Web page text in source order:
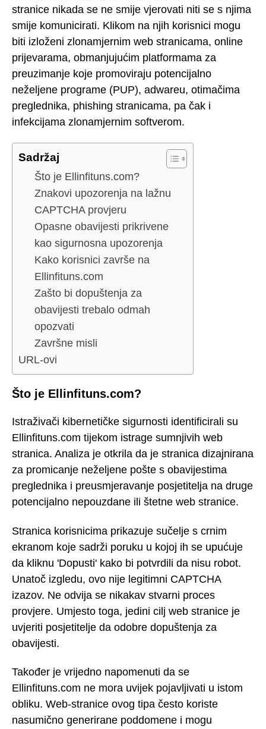
stranice nikada se ne smije vjerovati niti se s njima
smije komunicirati. Klikom na njih korisnici mogu
biti izloženi zlonamjernim web stranicama, online
prijevarama, obmanjujućim platformama za
preuzimanje koje promoviraju potencijalno
neželjene programe (PUP), adwareu, otimačima
preglednika, phishing stranicama, pa čak i
infekcijama zlonamjernim softverom.
Sadržaj
Što je Ellinfituns.com?
Znakovi upozorenja na lažnu
CAPTCHA provjeru
Opasne obavijesti prikrivene
kao sigurnosna upozorenja
Kako korisnici završe na
Ellinfituns.com
Zašto bi dopuštenja za
obavijesti trebalo odmah
opozvati
Završne misli
URL-ovi
Što je Ellinfituns.com?
Istraživači kibernetičke sigurnosti identificirali su
Ellinfituns.com tijekom istrage sumnjivih web
stranica. Analiza je otkrila da je stranica dizajnirana
za promicanje neželjene pošte s obavijestima
preglednika i preusmjeravanje posjetitelja na druge
potencijalno nepouzdane ili štetne web stranice.
Stranica korisnicima prikazuje sučelje s crnim
ekranom koje sadrži poruku u kojoj ih se upućuje
da kliknu 'Dopusti' kako bi potvrdili da nisu robot.
Unatoč izgledu, ovo nije legitimni CAPTCHA
izazov. Ne odvija se nikakav stvarni proces
provjere. Umjesto toga, jedini cilj web stranice je
uvjeriti posjetitelje da odobre dopuštenja za
obavijesti.
Također je vrijedno napomenuti da se
Ellinfituns.com ne mora uvijek pojavljivati u istom
obliku. Web-stranice ovog tipa često koriste
nasumično generirane poddomene i mogu